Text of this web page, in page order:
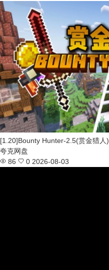
[1.20]Bounty Hunter-2.5(赏金猎人)
夸克网盘
86
0 2026-08-03